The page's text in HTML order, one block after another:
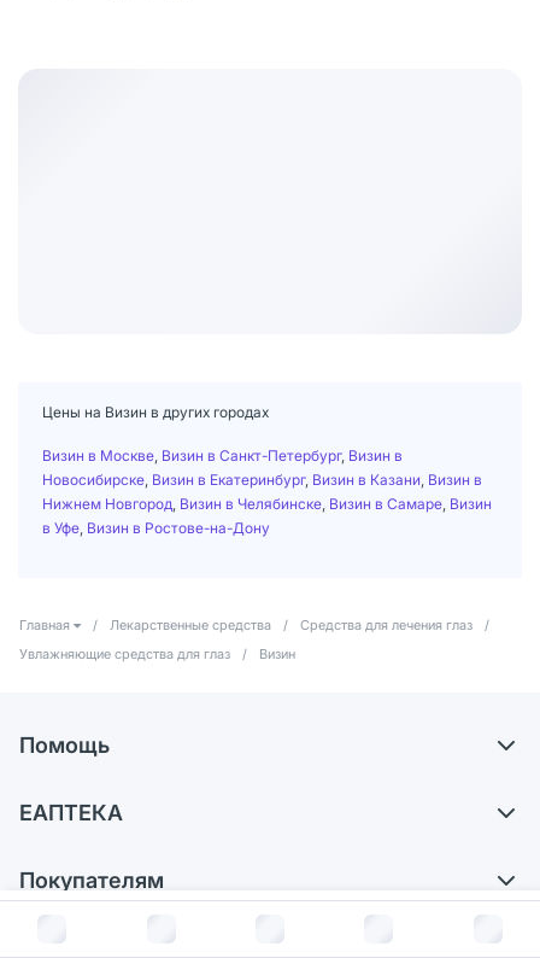
В корзину за руб.
Цены на Визин в других городах
Визин в Москве Визин в Санкт-Петербург, Визин в
Новосибирске Визин в Екатеринбург, Визин в Казани Визин в
Нижнем Новгород Визин в Челябинске Визин в Самаре Визин
в Уфе Визин в Ростове-на-Дону
Главная / Лекарственные средства / Средства для лечения глаз
/
Увлажняющие средства для глаз
/ Визин
Помощь
Обмен и возврат
Ответы на вопросы
Блог
ЕАПТЕКА
Карьера
Покупателям
Оплата
Обратная связь